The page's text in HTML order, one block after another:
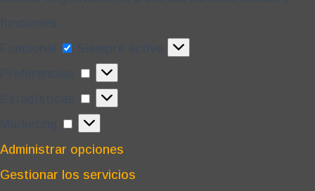
Preferencias
Estadísticas
Marketing
Administrar opciones
Gestionar los servicios